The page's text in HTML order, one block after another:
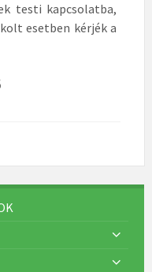
testi kapcsolatba,
esetben kérjék a